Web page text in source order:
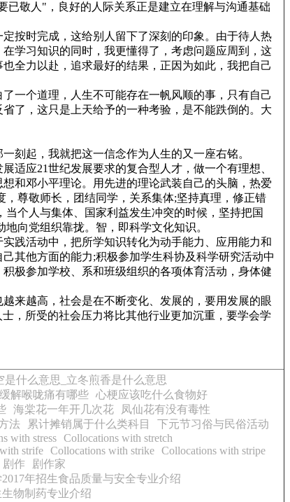
敬人"，良好的人际关系正是建立在理解与沟通基础
按时完成，这给别人留下了深刻的印象。由于待人热
学习知识的同时，我更懂得了，考虑问题应周到，这
全力以赴，追求最好的结果，正因为如此，我把自己
一个道理，人生不可能存在一帆风顺的事，只有自己
了，这只是上天给予的一种考验，是不能跌倒的。大
刻起，我就把这一信念作为人生的又一座右铭。
应21世纪发展要求的复合型人才，做一个有理想、
和邓小平理论。用先进的理论武装自己的头脑，热爱
尊敬师长，团结同学，关系集体;坚持真理，修正错
个人与集体、国家利益发生冲突的时候，坚持把国
向党组织靠拢。智，即科学文化知识。
践活动中，把所学知识转化为动手能力、应用能力和
其他方面的能力;积极参加学生科协及科学研究活动中
极参加学校、系和班级组织的各项体育活动，身体健
来越高，社会是在不断变化、发展的，要用发展的眼
，所受的社会压力将比其他行业更加沉重，要学会学
是什么意思_立冬煎香是什么意思
解喉咙痛有哪些 心梗应该吃什么食物好
海棠花一年开几次花
凤仙花有没有毒性
法 累计摊销属于什么类科目
下元节习俗与民俗活动
with stress Collocations with stretch
strife Collocations with strike Collocations with stripe
剧作
剧作家
年招生食品质量与安全专业介绍
物制药专业介绍